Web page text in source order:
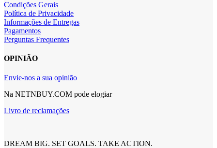
Condições Gerais
Política de Privacidade
Informações de Entregas
Pagamentos
Perguntas Frequentes
OPINIÃO
Envie-nos a sua opinião
Na NETNBUY.COM pode elogiar
Livro de reclamações
DREAM BIG. SET GOALS. TAKE ACTION.